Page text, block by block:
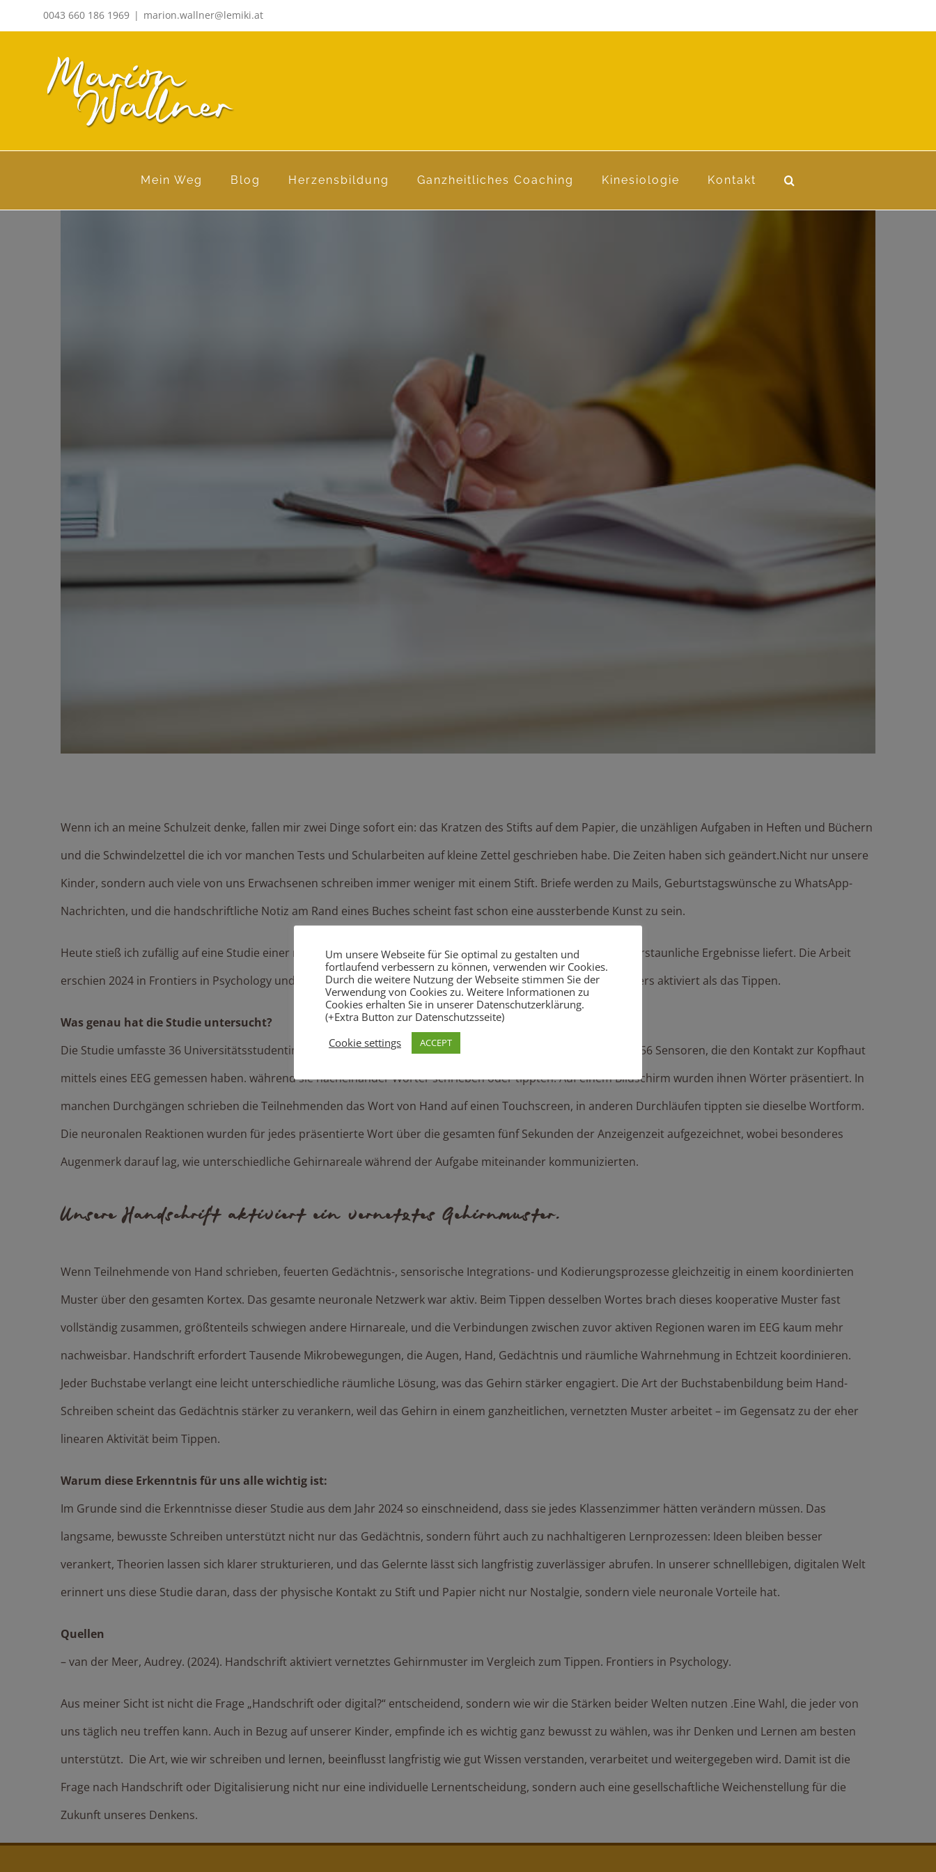
0043 660 186 1969 | marion.wallner@lemiki.at
Mein Weg Blog Herzensbildung Ganzheitliches Coaching Kinesiologie Kontakt
Wenn ich an meine Schulzeit denke, fallen mir zwei Dinge sofort ein: das Kratzen des Stifts auf dem Papier, die unzähligen Aufgaben in Heften und Büchern
und die Schwindelzettel die ich vor manchen Tests und Schularbeiten auf kleine Zettel geschrieben habe. Die Zeiten haben sich geändert.Nicht nur unsere
Kinder, sondern auch viele von uns Erwachsenen schreiben immer weniger mit einem Stift. Briefe werden zu Mails, Geburtstagswünsche zu WhatsApp-
Nachrichten, und die handschriftliche Notiz am Rand eines Buches scheint fast schon eine aussterbende Kunst zu sein.
Heute stieß ich zufällig auf eine Studie einer norwegischen Neurowissenschaftlerin, Audrey van der Meer, die erstaunliche Ergebnisse liefert. Die Arbeit
erschien 2024 in Frontiers in Psychology und zeigt eindeutig, dass handschriftliches Schreiben das Gehirn anders aktiviert als das Tippen.
Was genau hat die Studie untersucht?
Die Studie umfasste 36 Universitätsstudentinnen und -Studenten. Die Teilnehmenden trugen eine Kappe mit 256 Sensoren, die den Kontakt zur Kopfhaut
mittels eines EEG gemessen haben. während sie nacheinander Wörter schrieben oder tippten. Auf einem Bildschirm wurden ihnen Wörter präsentiert. In
manchen Durchgängen schrieben die Teilnehmenden das Wort von Hand auf einen Touchscreen, in anderen Durchläufen tippten sie dieselbe Wortform.
Die neuronalen Reaktionen wurden für jedes präsentierte Wort über die gesamten fünf Sekunden der Anzeigenzeit aufgezeichnet, wobei besonderes
Augenmerk darauf lag, wie unterschiedliche Gehirnareale während der Aufgabe miteinander kommunizierten.
Unsere Handschrift aktiviert ein vernetztes Gehirnmuster.
Wenn Teilnehmende von Hand schrieben, feuerten Gedächtnis-, sensorische Integrations- und Kodierungsprozesse gleichzeitig in einem koordinierten
Muster über den gesamten Kortex. Das gesamte neuronale Netzwerk war aktiv. Beim Tippen desselben Wortes brach dieses kooperative Muster fast
vollständig zusammen, größtenteils schwiegen andere Hirnareale, und die Verbindungen zwischen zuvor aktiven Regionen waren im EEG kaum mehr
nachweisbar. Handschrift erfordert Tausende Mikrobewegungen, die Augen, Hand, Gedächtnis und räumliche Wahrnehmung in Echtzeit koordinieren.
Jeder Buchstabe verlangt eine leicht unterschiedliche räumliche Lösung, was das Gehirn stärker engagiert. Die Art der Buchstabenbildung beim Hand-
Schreiben scheint das Gedächtnis stärker zu verankern, weil das Gehirn in einem ganzheitlichen, vernetzten Muster arbeitet – im Gegensatz zu der eher
linearen Aktivität beim Tippen.
Warum diese Erkenntnis für uns alle wichtig ist:
Im Grunde sind die Erkenntnisse dieser Studie aus dem Jahr 2024 so einschneidend, dass sie jedes Klassenzimmer hätten verändern müssen. Das
langsame, bewusste Schreiben unterstützt nicht nur das Gedächtnis, sondern führt auch zu nachhaltigeren Lernprozessen: Ideen bleiben besser
verankert, Theorien lassen sich klarer strukturieren, und das Gelernte lässt sich langfristig zuverlässiger abrufen. In unserer schnelllebigen, digitalen Welt
erinnert uns diese Studie daran, dass der physische Kontakt zu Stift und Papier nicht nur Nostalgie, sondern viele neuronale Vorteile hat.
Quellen
– van der Meer, Audrey. (2024). Handschrift aktiviert vernetztes Gehirnmuster im Vergleich zum Tippen. Frontiers in Psychology.
Aus meiner Sicht ist nicht die Frage „Handschrift oder digital?“ entscheidend, sondern wie wir die Stärken beider Welten nutzen .Eine Wahl, die jeder von
uns täglich neu treffen kann. Auch in Bezug auf unserer Kinder, empfinde ich es wichtig ganz bewusst zu wählen, was ihr Denken und Lernen am besten
unterstützt. Die Art, wie wir schreiben und lernen, beeinflusst langfristig wie gut Wissen verstanden, verarbeitet und weitergegeben wird. Damit ist die
Frage nach Handschrift oder Digitalisierung nicht nur eine individuelle Lernentscheidung, sondern auch eine gesellschaftliche Weichenstellung für die
Zukunft unseres Denkens.
Um unsere Webseite für Sie optimal zu gestalten und
fortlaufend verbessern zu können, verwenden wir Cookies.
Durch die weitere Nutzung der Webseite stimmen Sie der
Verwendung von Cookies zu. Weitere Informationen zu
Cookies erhalten Sie in unserer Datenschutzerklärung.
(+Extra Button zur Datenschutzsseite)
Cookie settings
ACCEPT